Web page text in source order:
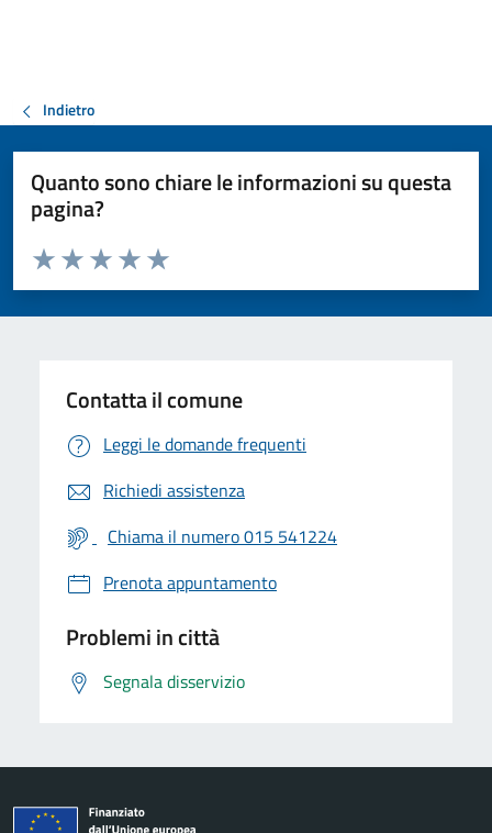
Indietro
Quanto sono chiare le informazioni su questa
pagina?
Valuta da 1 a 5 stelle la pagina
Valuta 5 stelle su 5
Valuta 4 stelle su 5
Valuta 3 stelle su 5
Valuta 2 stelle su 5
Valuta 1 stelle su 5
Contatta il comune
Leggi le domande frequenti
Richiedi assistenza
Chiama il numero 015 541224
Prenota appuntamento
Problemi in città
Segnala disservizio